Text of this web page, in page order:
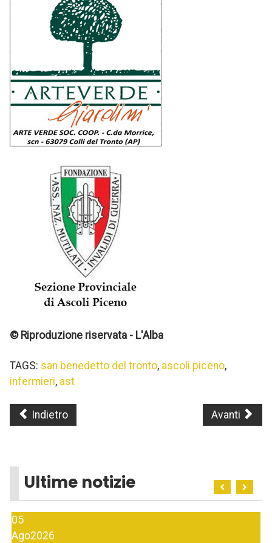
© Riproduzione riservata - L'Alba
TAGS: san benedetto del tronto, ascoli piceno,
infermieri, ast
Indietro Avanti
Ultime notizie
05
Ago2026